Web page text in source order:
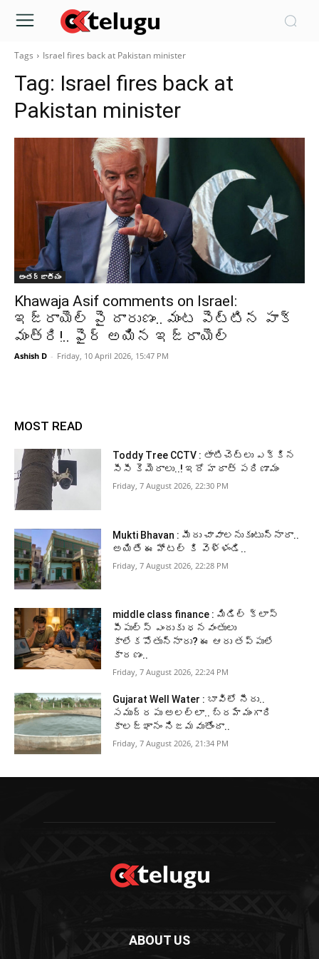
Tags Israel fires back at Pakistan minister
Tag: Israel fires back at
Pakistan minister
అంతర్జాతీయం
Khawaja Asif comments on Israel:
ఇజ్రాయెల్ పై దారుణం.. మంట పెట్టిన పాక్‌
మంత్రి!.. ఫైర్ అయిన ఇజ్రాయెల్
Ashish D - Friday, 10 April 2026, 15:47 PM
MOST READ
Toddy Tree CCTV : తాటిచెట్లు ఎక్కిన
సీసీ కెమెరాలు..! ఇదో హఠాత్ పరిణామం
Friday, 7 August 2026, 22:30 PM
Mukti Bhavan : మీరు చావాలనుకుంటున్నారా..
అయితే ఈ హోటల్ కి వెళ్ళండి..
Friday, 7 August 2026, 22:28 PM
middle class finance : మిడిల్ క్లాస్
పీపుల్స్ ఎందుకు ధనవంతులు
కాలేకపోతున్నారు? ఈ ఆరు తప్పులే
కారణం..
Friday, 7 August 2026, 22:24 PM
Gujarat Well Water : బావిలో నీరు..
సముద్రపు అలల్లా.. బ్రహ్మంగారి
కాలజ్ఞానం నిజమవుతోందా..
Friday, 7 August 2026, 21:34 PM
ABOUT US